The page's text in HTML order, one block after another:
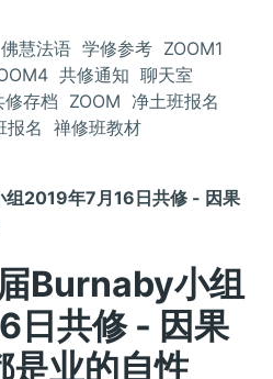
佛慧法语 学修参考 ZOOM1
共修通知 聊天室
修存档 ZOOM 净土班报名
报名 禅修班教材
2019年7月16日共修 - 因果
Burnaby小组
日共修 - 因果
是业的自性